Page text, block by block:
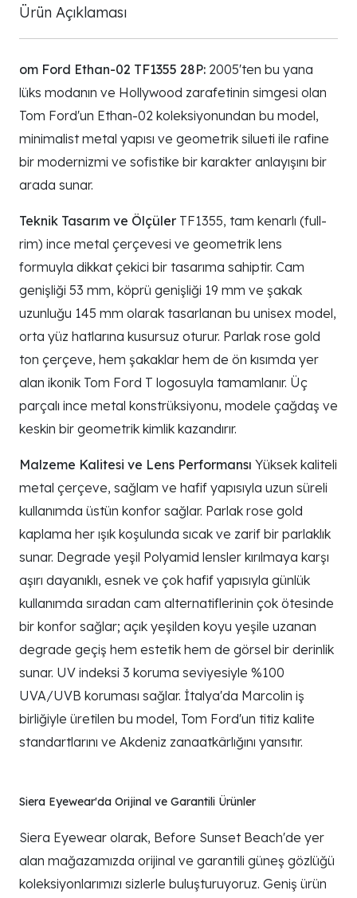
Ürün Açıklaması
om Ford Ethan-02 TF1355 28P: 2005'ten bu yana
lüks modanın ve Hollywood zarafetinin simgesi olan
Tom Ford'un Ethan-02 koleksiyonundan bu model,
minimalist metal yapısı ve geometrik silueti ile rafine
bir modernizmi ve sofistike bir karakter anlayışını bir
arada sunar.
Teknik Tasarım ve Ölçüler TF1355, tam kenarlı (full-
rim) ince metal çerçevesi ve geometrik lens
formuyla dikkat çekici bir tasarıma sahiptir. Cam
genişliği 53 mm, köprü genişliği 19 mm ve şakak
uzunluğu 145 mm olarak tasarlanan bu unisex model,
orta yüz hatlarına kusursuz oturur. Parlak rose gold
ton çerçeve, hem şakaklar hem de ön kısımda yer
alan ikonik Tom Ford T logosuyla tamamlanır. Üç
parçalı ince metal konstrüksiyonu, modele çağdaş ve
keskin bir geometrik kimlik kazandırır.
Malzeme Kalitesi ve Lens Performansı Yüksek kaliteli
metal çerçeve, sağlam ve hafif yapısıyla uzun süreli
kullanımda üstün konfor sağlar. Parlak rose gold
kaplama her ışık koşulunda sıcak ve zarif bir parlaklık
sunar. Degrade yeşil Polyamid lensler kırılmaya karşı
aşırı dayanıklı, esnek ve çok hafif yapısıyla günlük
kullanımda sıradan cam alternatiflerinin çok ötesinde
bir konfor sağlar; açık yeşilden koyu yeşile uzanan
degrade geçiş hem estetik hem de görsel bir derinlik
sunar. UV indeksi 3 koruma seviyesiyle %100
UVA/UVB koruması sağlar. İtalya'da Marcolin iş
birliğiyle üretilen bu model, Tom Ford'un titiz kalite
standartlarını ve Akdeniz zanaatkârlığını yansıtır.
Siera Eyewear'da Orijinal ve Garantili Ürünler
Siera Eyewear olarak, Before Sunset Beach'de yer
alan mağazamızda orijinal ve garantili güneş gözlüğü
koleksiyonlarımızı sizlerle buluşturuyoruz. Geniş ürün